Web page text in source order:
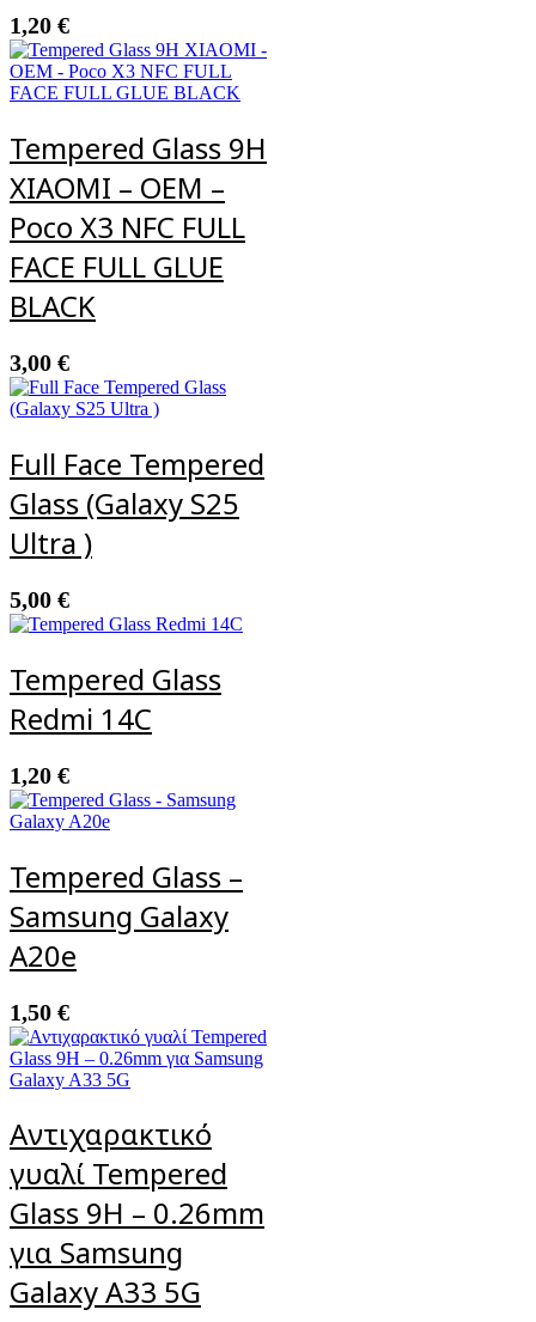
1,20 €
Tempered Glass 9H
XIAOMI – OEM –
Poco X3 NFC FULL
FACE FULL GLUE
BLACK
3,00 €
Full Face Tempered
Glass (Galaxy S25
Ultra )
5,00 €
Tempered Glass
Redmi 14C
1,20 €
Tempered Glass –
Samsung Galaxy
A20e
1,50 €
Αντιχαρακτικό
γυαλί Tempered
Glass 9H – 0.26mm
για Samsung
Galaxy A33 5G